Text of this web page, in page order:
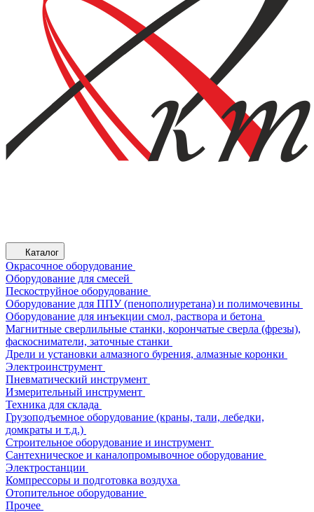
Каталог
Окрасочное оборудование
Оборудование для смесей
Пескоструйное оборудование
Оборудование для ППУ (пенополиуретана) и полимочевины
Оборудование для инъекции смол, раствора и бетона
Магнитные сверлильные станки, корончатые сверла (фрезы),
фаскосниматели, заточные станки
Дрели и установки алмазного бурения, алмазные коронки
Электроинструмент
Пневматический инструмент
Измерительный инструмент
Техника для склада
Грузоподъемное оборудование (краны, тали, лебедки,
домкраты и т.д.)
Строительное оборудование и инструмент
Сантехническое и каналопромывочное оборудование
Электростанции
Компрессоры и подготовка воздуха
Отопительное оборудование
Прочее